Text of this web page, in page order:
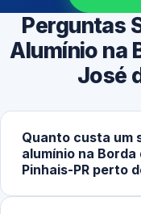
Perguntas
Alumínio na
José
Quanto custa um
alumínio na Borda
Pinhais-PR perto